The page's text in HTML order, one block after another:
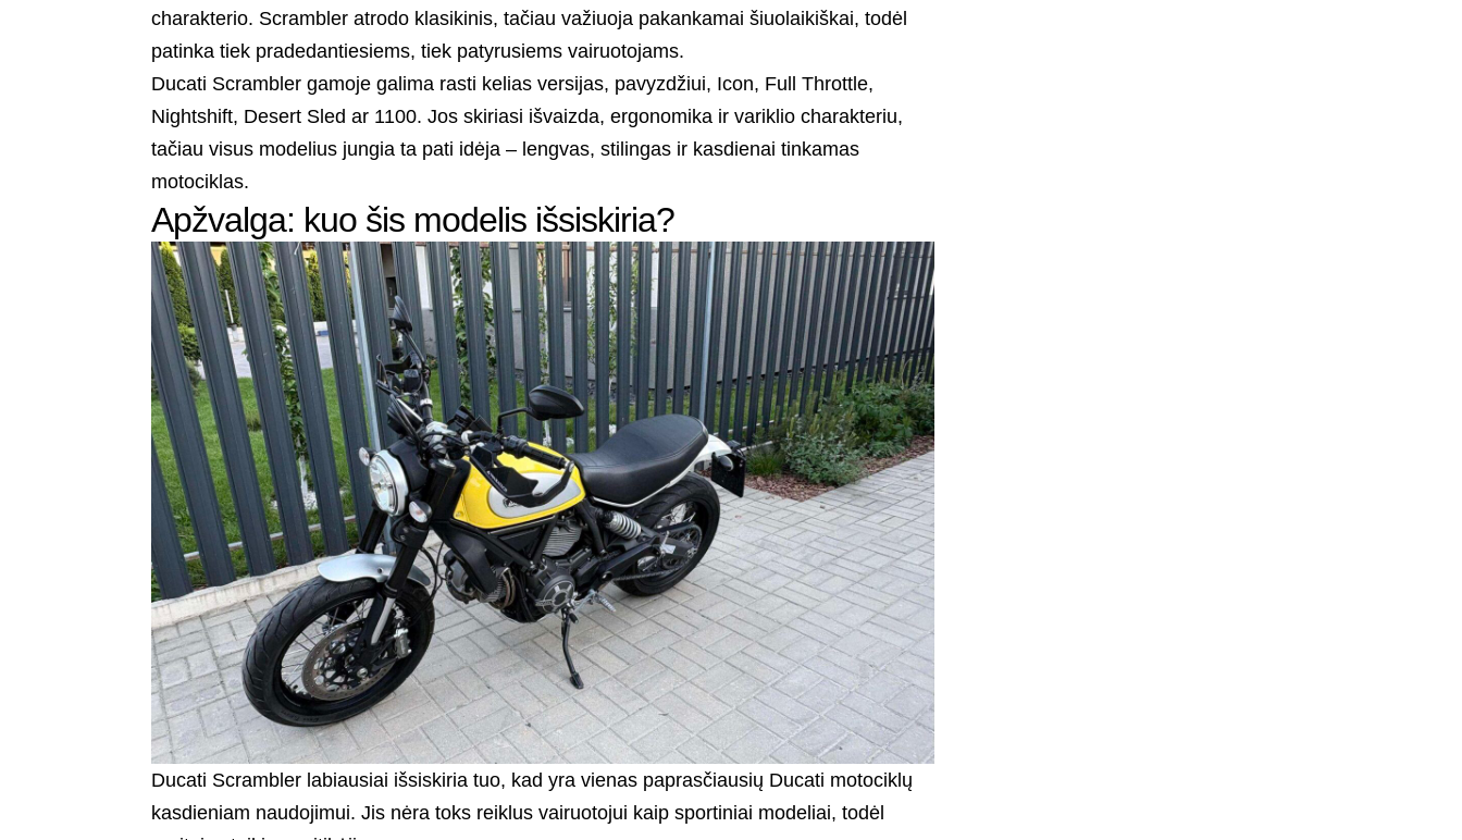
charakterio. Scrambler atrodo klasikinis, tačiau važiuoja pakankamai šiuolaikiškai, todėl
patinka tiek pradedantiesiems, tiek patyrusiems vairuotojams.
Ducati Scrambler gamoje galima rasti kelias versijas, pavyzdžiui, Icon, Full Throttle,
Nightshift, Desert Sled ar 1100. Jos skiriasi išvaizda, ergonomika ir variklio charakteriu,
tačiau visus modelius jungia ta pati idėja – lengvas, stilingas ir kasdienai tinkamas
motociklas.
Apžvalga: kuo šis modelis išsiskiria?
Ducati Scrambler labiausiai išsiskiria tuo, kad yra vienas paprasčiausių Ducati motociklų
kasdieniam naudojimui. Jis nėra toks reiklus vairuotojui kaip sportiniai modeliai, todėl